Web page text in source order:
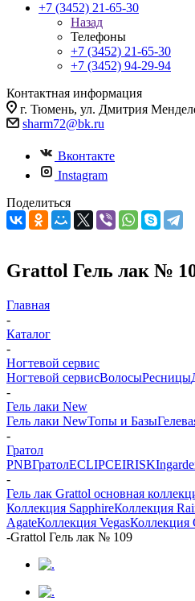
+7 (3452) 21-65-30
Назад
Телефоны
+7 (3452) 21-65-30
+7 (3452) 94-29-94
Контактная информация
г. Тюмень, ул. Дмитрия
sharm72@bk.ru
Вконтакте
Instagram
Поделиться
Grattol Гель лак №
Главная
-
Каталог
-
Ногтевой сервис
Ногтевой сервисВолосыРесницы
-
Гель лаки New
Гель лаки NewТопы и Базы
-
Гратол
PNBГратолECLIPCEIRISK
-
Гель лак Grattol основная
Коллекция SapphireКоллекция
AgateКоллекция VegasКоллекция
-Grattol Гель лак № 109